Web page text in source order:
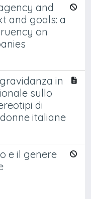
and
and goals: a
on
in
sullo
di
italiane
e il genere